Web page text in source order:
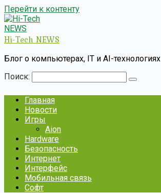
Перейти к контенту
Hi-Tech NEWS
Блог о компьютерах, IT и AI-технологиях
Поиск:
Главная
Новости
Игры
Aion
Hardware
Безопасность
Интернет
Интерфейс
Мобильная связь
Софт